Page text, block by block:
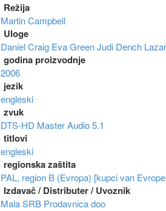
Režija
Martin Campbell
Uloge
Daniel Craig Eva GreenJudi Dench
godina proizvodnje
2006
jezik
engleski
zvuk
DTS-HD Master Audio 5.1
titlovi
engleski
regionska zaštita
PAL, region B (Evropa) [kupci van
Izdavač / Distributer / Uvoznik
Mala SRB Prodavnica doo